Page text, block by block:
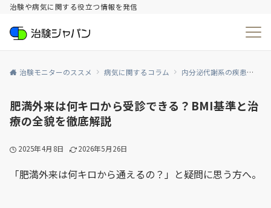
治験や病気に関する役立つ情報を発信
治験モニターのススメ 病気に関するコラム 内分泌代謝系の疾患
肥満外来は何キロから受診できる？BMI基準と治
療の全貌を徹底解説
2025年4月8日 2026年5月26日
「肥満外来は何キロから通えるの？」と疑問に思う方へ。